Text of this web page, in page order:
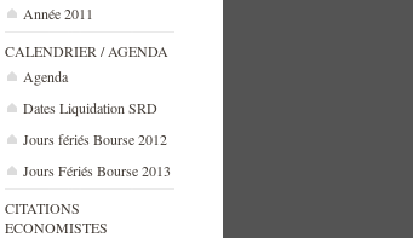
Année 2011
CALENDRIER / AGENDA
Agenda
Dates Liquidation SRD
Jours fériés Bourse 2012
Jours Fériés Bourse 2013
CITATIONS
ECONOMISTES